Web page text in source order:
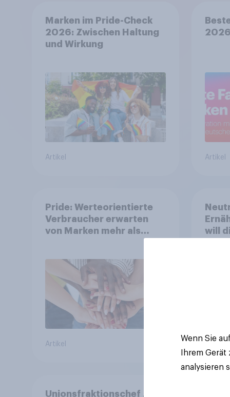
Marken im Pride-Check
2026: Zwischen Haltung
und Wirkung
Artikel
2026
Artikel
Pride: Werteorientierte
Verbraucher erwarten
von Marken mehr als
Artikel
will
Unionsfraktionschef Jens
Wenn Sie
Ihrem
analysieren